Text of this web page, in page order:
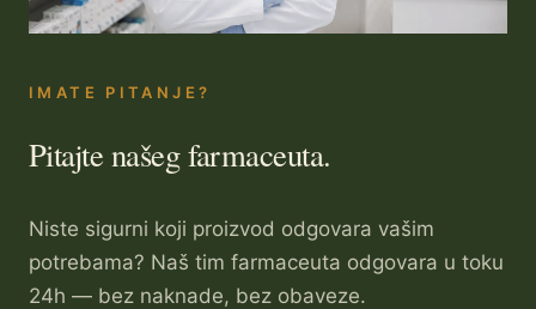
IMATE PITANJE?
Pitajte našeg farmaceuta.
Niste sigurni koji proizvod odgovara vašim
potrebama? Naš tim farmaceuta odgovara u toku
24h — bez naknade, bez obaveze.